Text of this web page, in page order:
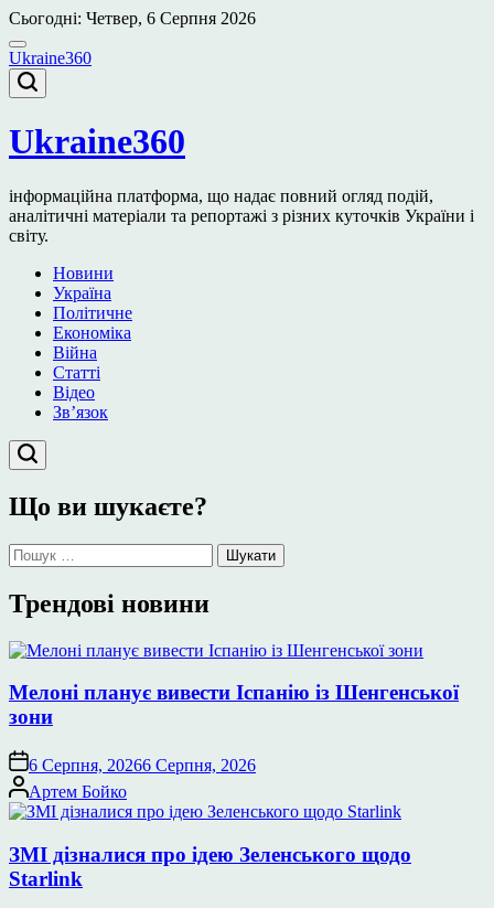
Перейти
до
вмісту
Сьогодні: Четвер, 6 Серпня 2026
Ukraine360
Ukraine360
інформаційна платформа, що надає повний огляд подій,
аналітичні матеріали та репортажі з різних куточків України і
світу.
Новини
Україна
Політичне
Економіка
Війна
Статті
Відео
Зв’язок
Що ви шукаєте?
Пошук:
Трендові новини
Мелоні планує вивести Іспанію із Шенгенської
зони
6 Серпня, 20266 Серпня, 2026
Опубліковано
Артем Бойко
ЗМІ дізналися про ідею Зеленського щодо
Starlink